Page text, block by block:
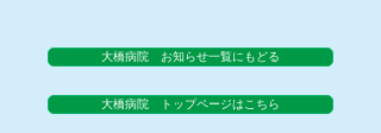
大橋病院 お知らせ一覧にもどる
大橋病院 トップページはこちら